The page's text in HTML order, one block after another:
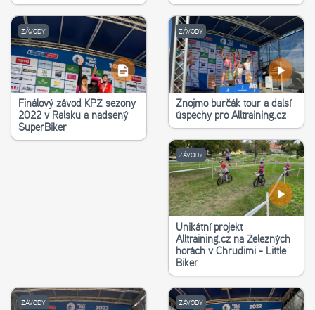
ZÁVODY
Finálový závod KPŽ sezony
2022 v Ralsku a nadšený
SuperBiker
ZÁVODY
Znojmo burčák tour a další
úspěchy pro Alltraining.cz
ZÁVODY
Unikátní projekt
Alltraining.cz na Železných
horách v Chrudimi - Little
Biker
ZÁVODY ZÁVODY